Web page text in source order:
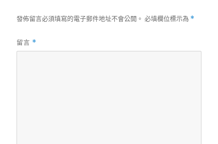
發佈留言必須填寫的電子郵件地址不會公開。 必填欄位標示為 *
留言 *